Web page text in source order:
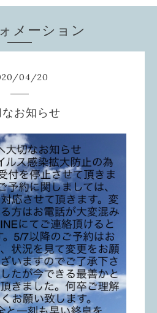
メーション
/04/20
なお知らせ